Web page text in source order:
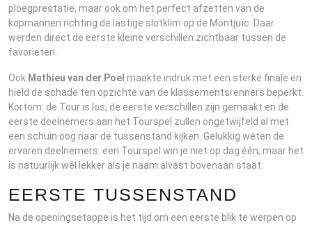
ploegprestatie, maar ook om het perfect afzetten van de
kopmannen richting de lastige slotklim op de Montjuïc. Daar
werden direct de eerste kleine verschillen zichtbaar tussen de
favorieten.
Ook Mathieu van der Poel maakte indruk met een sterke finale en
hield de schade ten opzichte van de klassementsrenners beperkt.
Kortom: de Tour is los, de eerste verschillen zijn gemaakt en de
eerste deelnemers aan het Tourspel zullen ongetwijfeld al met
een schuin oog naar de tussenstand kijken. Gelukkig weten de
ervaren deelnemers: een Tourspel win je niet op dag één, maar het
is natuurlijk wél lekker als je naam alvast bovenaan staat.
EERSTE TUSSENSTAND
Na de openingsetappe is het tijd om een eerste blik te werpen op